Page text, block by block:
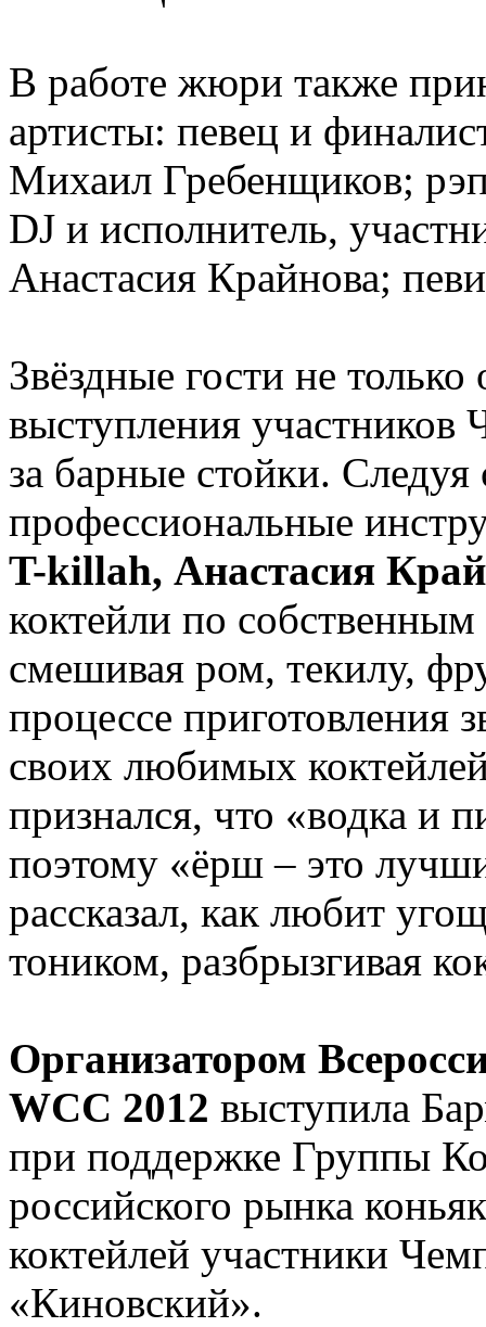
В работе жюри также
артисты: певец и
Михаил Гребенщиков;
DJ и исполнитель,
Анастасия Крайнова;
Звёздные гости не
выступления участников
за барные стойки.
профессиональные
T-killah, Анастасия
коктейли по
смешивая ром, текилу,
процессе приготовления
своих любимых
признался, что «водка и
поэтому «ёрш – это
рассказал, как любит
тоником, разбрызгивая
Организатором
WCC 2012 выступила
при поддержке Группы
российского рынка
коктейлей участники
«Киновский».